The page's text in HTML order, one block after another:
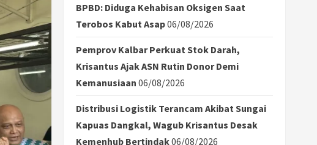
BPBD: Diduga Kehabisan Oksigen Saat
Terobos Kabut Asap06/08/2026
Pemprov Kalbar Perkuat Stok Darah,
Krisantus Ajak ASN Rutin Donor Demi
Kemanusiaan 06/08/2026
Distribusi Logistik Terancam Akibat Sungai
Kapuas Dangkal, Wagub Krisantus Desak
Kemenhub Bertindak06/08/2026